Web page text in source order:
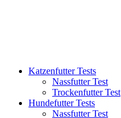
Katzenfutter Tests
Nassfutter Test
Trockenfutter Test
Hundefutter Tests
Nassfutter Test